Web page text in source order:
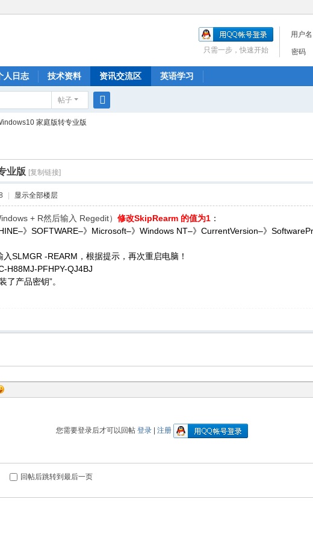
用户名
密码
只需一步，快速开始
人日志 技术资料 资讯交流区 英语学习
帖子
家庭版转专业版
业版 [复制链接]
显示全部楼层
+ R然后输入 Regedit） 修改SkipRearm 的值为1 ：
》SOFTWARE–》Microsoft–》Windows NT–》CurrentVersion–》
SLMGR -REARM，根据提示，再次重启电脑！
H88MJ-PFHPY-QJ4BJ
了产品密钥”。
您需要登录后才可以回帖 登录 注册
回帖后跳转到最后一页